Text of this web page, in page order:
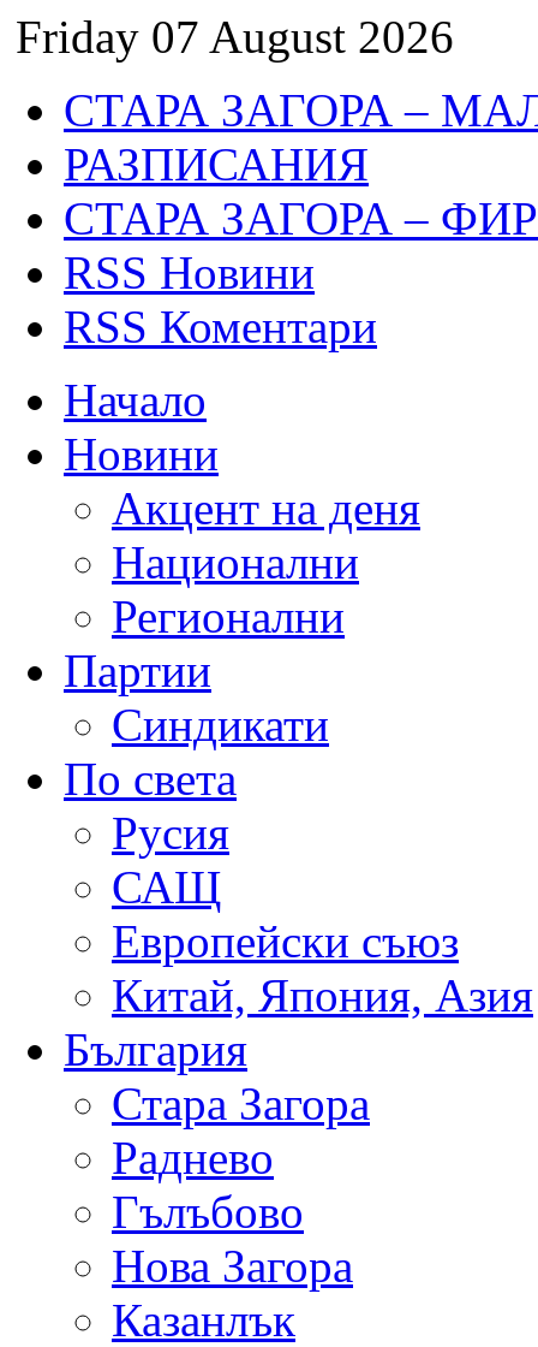
Friday 07 August 2026
СТАРА ЗАГОРА –
РАЗПИСАНИЯ
СТАРА ЗАГОРА –
RSS Новини
RSS Коментари
Начало
Новини
Акцент на деня
Национални
Регионални
Партии
Синдикати
По света
Русия
САЩ
Европейски съюз
Китай, Япония, Азия
България
Стара Загора
Раднево
Гълъбово
Нова Загора
Казанлък